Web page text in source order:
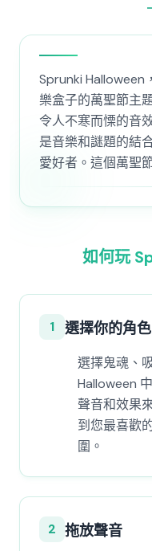
Sprunki Halloween
樂盒子的萬聖節主
令人不寒而慄的音
是音樂和謎題的結
愛好者。這個萬聖
如何玩
1 選擇你的角色
選擇鬼魂、
Halloween
聲音和效果
到您最喜歡
圍。
2 拖放聲音